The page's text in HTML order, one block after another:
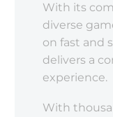
With its
diverse
on fast and
delivers a
experience.
With